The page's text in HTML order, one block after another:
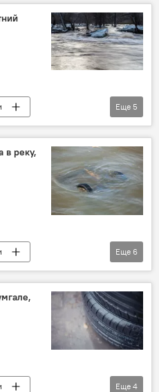
МЧС
Еще 5
в реку,
ДТП
Еще 6
Еще 4